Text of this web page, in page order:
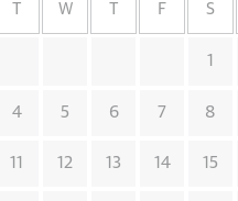
W F S
1
4 5 6 7 8
11 12 13 14 15